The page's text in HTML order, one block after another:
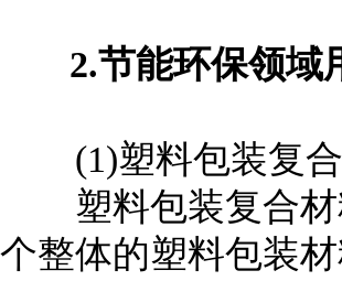
2.节能环保领域
(1)塑料包装复合
塑料包装复合材
个整体的塑料包装